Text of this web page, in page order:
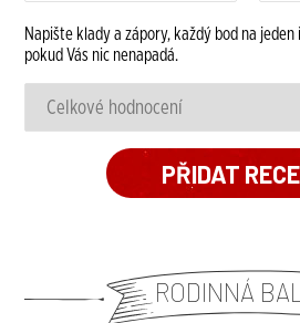
Napište klady a zápory, každý bod na
pokud Vás nic nenapadá.
RODINNÁ